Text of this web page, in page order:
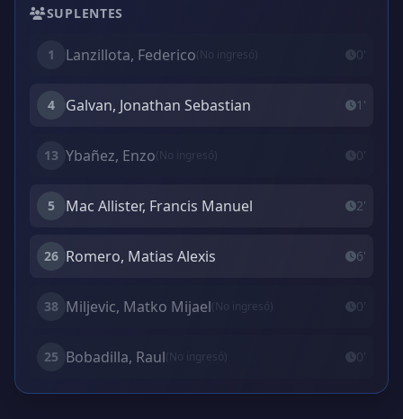
SUPLENTES
1 Lanzillota, Federico(No ingresó) 0'
4 Galvan, Jonathan Sebastian 1'
13 Ybañez, Enzo(No ingresó) 0'
5 Mac Allister, Francis Manuel 2'
26 Romero, Matias Alexis 6'
38 Miljevic, Matko Mijael(No ingresó) 0'
25 Bobadilla, Raul(No ingresó) 0'